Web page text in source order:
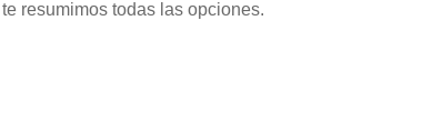
resumimos todas las opciones.